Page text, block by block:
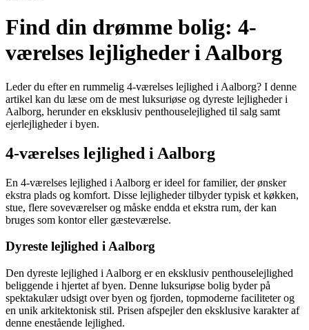
Find din drømme bolig: 4-
værelses lejligheder i Aalborg
Leder du efter en rummelig 4-værelses lejlighed i Aalborg? I denne
artikel kan du læse om de mest luksuriøse og dyreste lejligheder i
Aalborg, herunder en eksklusiv penthouselejlighed til salg samt
ejerlejligheder i byen.
4-værelses lejlighed i Aalborg
En 4-værelses lejlighed i Aalborg er ideel for familier, der ønsker
ekstra plads og komfort. Disse lejligheder tilbyder typisk et køkken,
stue, flere soveværelser og måske endda et ekstra rum, der kan
bruges som kontor eller gæsteværelse.
Dyreste lejlighed i Aalborg
Den dyreste lejlighed i Aalborg er en eksklusiv penthouselejlighed
beliggende i hjertet af byen. Denne luksuriøse bolig byder på
spektakulær udsigt over byen og fjorden, topmoderne faciliteter og
en unik arkitektonisk stil. Prisen afspejler den eksklusive karakter af
denne enestående lejlighed.